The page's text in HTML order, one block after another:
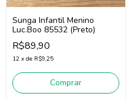
Sunga Infantil Menino
Luc.Boo 85532 (Preto)
R$89,90
12 x de R$9,25
Comprar